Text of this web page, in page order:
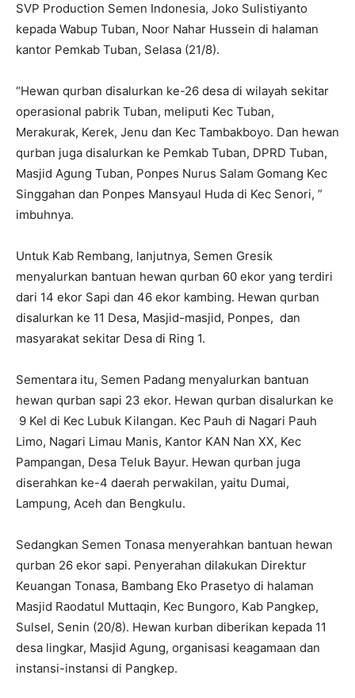
SVP Production Semen Indonesia, Joko Sulistiyanto
kepada Wabup Tuban, Noor Nahar Hussein di halaman
kantor Pemkab Tuban, Selasa (21/8).
“Hewan qurban disalurkan ke-26 desa di wilayah sekitar
operasional pabrik Tuban, meliputi Kec Tuban,
Merakurak, Kerek, Jenu dan Kec Tambakboyo. Dan hewan
qurban juga disalurkan ke Pemkab Tuban, DPRD Tuban,
Masjid Agung Tuban, Ponpes Nurus Salam Gomang Kec
Singgahan dan Ponpes Mansyaul Huda di Kec Senori, ”
imbuhnya.
Untuk Kab Rembang, lanjutnya, Semen Gresik
menyalurkan bantuan hewan qurban 60 ekor yang terdiri
dari 14 ekor Sapi dan 46 ekor kambing. Hewan qurban
disalurkan ke 11 Desa, Masjid-masjid, Ponpes, dan
masyarakat sekitar Desa di Ring 1.
Sementara itu, Semen Padang menyalurkan bantuan
hewan qurban sapi 23 ekor. Hewan qurban disalurkan ke
9 Kel di Kec Lubuk Kilangan. Kec Pauh di Nagari Pauh
Limo, Nagari Limau Manis, Kantor KAN Nan XX, Kec
Pampangan, Desa Teluk Bayur. Hewan qurban juga
diserahkan ke-4 daerah perwakilan, yaitu Dumai,
Lampung, Aceh dan Bengkulu.
Sedangkan Semen Tonasa menyerahkan bantuan hewan
qurban 26 ekor sapi. Penyerahan dilakukan Direktur
Keuangan Tonasa, Bambang Eko Prasetyo di halaman
Masjid Raodatul Muttaqin, Kec Bungoro, Kab Pangkep,
Sulsel, Senin (20/8). Hewan kurban diberikan kepada 11
desa lingkar, Masjid Agung, organisasi keagamaan dan
instansi-instansi di Pangkep.